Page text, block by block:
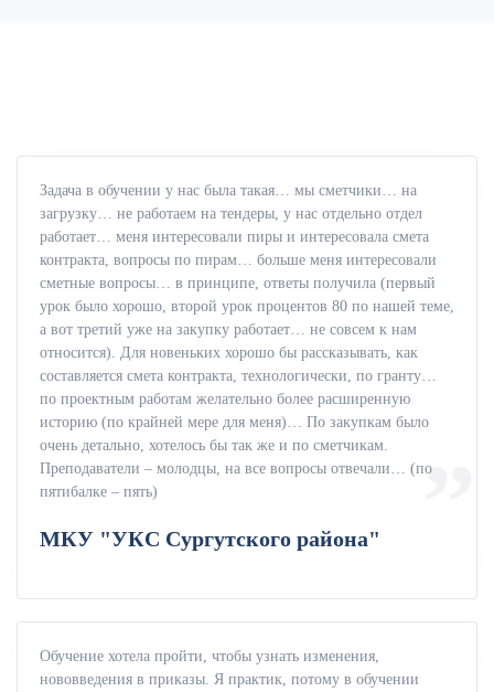
Задача в обучении у нас была такая… мы сметчики… на
загрузку… не работаем на тендеры, у нас отдельно отдел
работает… меня интересовали пиры и интересовала смета
контракта, вопросы по пирам… больше меня интересовали
сметные вопросы… в принципе, ответы получила (первый
урок было хорошо, второй урок процентов 80 по нашей теме,
а вот третий уже на закупку работает… не совсем к нам
относится). Для новеньких хорошо бы рассказывать, как
составляется смета контракта, технологически, по гранту…
по проектным работам желательно более расширенную
историю (по крайней мере для меня)… По закупкам было
очень детально, хотелось бы так же и по сметчикам.
Преподаватели – молодцы, на все вопросы отвечали… (по
пятибалке – пять)
МКУ "УКС Сургутского района"
Обучение хотела пройти, чтобы узнать изменения,
нововведения в приказы. Я практик, потому в обучении